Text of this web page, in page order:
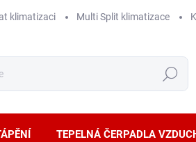
klimatizaci Multi Split klimatizace
Hledat
TEPELNÁ ČERPADLA